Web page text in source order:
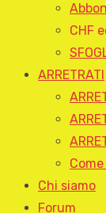
CHF
ARRETRATI
Chi siamo
Forum